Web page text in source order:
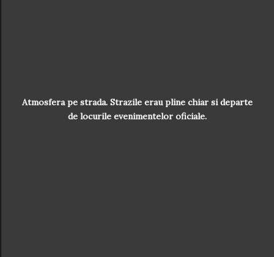
Atmosfera pe strada. Strazile erau pline chiar si departe
de locurile evenimentelor oficiale.